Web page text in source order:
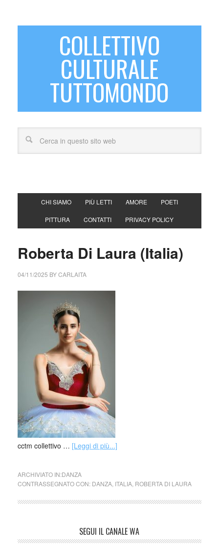
COLLETTIVO
CULTURALE
TUTTOMONDO
CHI SIAMO PIÙ LETTI AMORE POETI
PITTURA CONTATTI PRIVACY POLICY
Roberta Di Laura (Italia)
04/11/2025 BYCARLAITA
cctm collettivo … [Leggi di più...]
ARCHIVIATO IN:DANZA
CONTRASSEGNATO CON: DANZA, ITALIA, ROBERTA DI LAURA
SEGUI IL CANALE WA